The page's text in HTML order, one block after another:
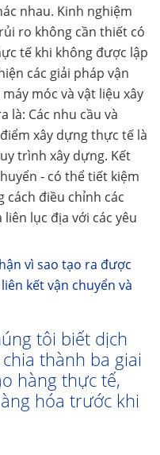
nhau. Kinh nghiệm
ro không cần thiết có
tế khi không được lập
các giải pháp vận
móc và vật liệu xây
là: Các nhu cầu và
xây dựng thực tế là
trình xây dựng. Kết
- có thể tiết kiệm
cách điều chỉnh các
lục địa với các yêu
vì sao tạo ra được
kết vận chuyển và
tôi biết dịch
thành ba giai
hàng thực tế,
hóa trước khi